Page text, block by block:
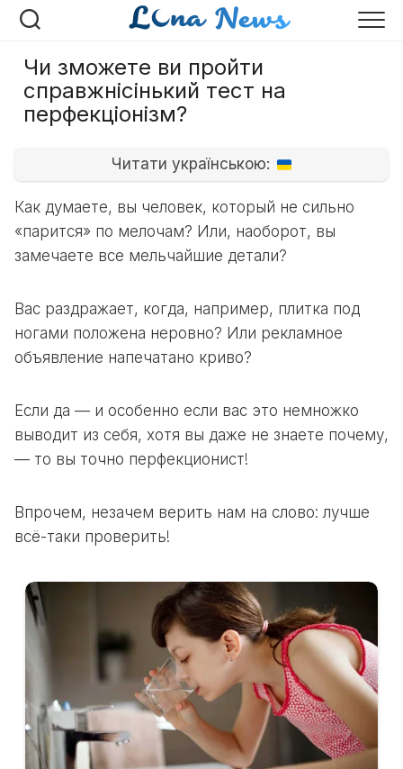
Перейти
Чи зможете ви пройти
справжнісінький тест на
перфекціонізм?
Читати українською:
Как думаете, вы человек, который не сильно
«парится» по мелочам? Или, наоборот, вы
замечаете все мельчайшие детали?
Вас раздражает, когда, например, плитка под
ногами положена неровно? Или рекламное
объявление напечатано криво?
Если да — и особенно если вас это немножко
выводит из себя, хотя вы даже не знаете почему,
— то вы точно перфекционист!
Впрочем, незачем верить нам на слово: лучше
всё-таки проверить!